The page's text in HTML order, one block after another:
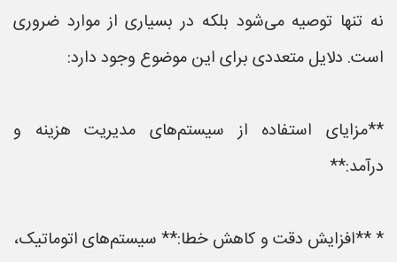
نه تنها توصیه می‌شود بلکه در بسیاری از موارد ضروری
است. دلایل متعددی برای این موضوع وجود دارد:
**مزایای استفاده از سیستم‌های مدیریت هزینه و
درآمد:**
* **افزایش دقت و کاهش خطا:** سیستم‌های اتوماتیک،